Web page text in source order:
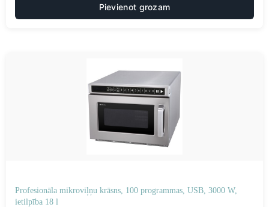
Pievienot grozam
Profesionāla mikroviļņu krāsns, 100 programmas, USB, 3000 W,
ietilpība 18 l